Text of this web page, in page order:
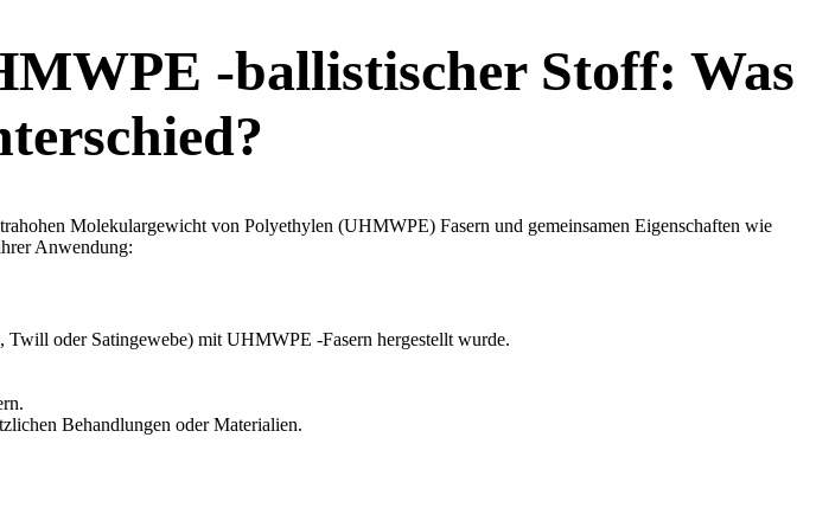
-ballistischer Stoff: Was
Molekulargewicht von Polyethylen (UHMWPE) Fasern und gemeinsamen Eigenschaften wie
Anwendung:
oder Satingewebe) mit UHMWPE -Fasern hergestellt wurde.
Behandlungen oder Materialien.